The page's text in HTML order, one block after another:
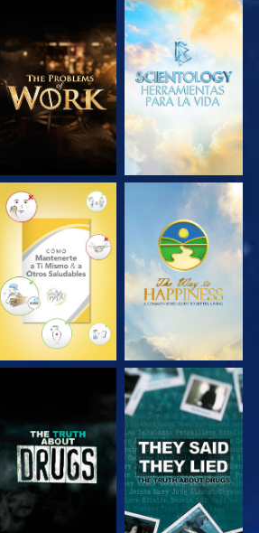
EXPLORA LAS
SERIES
EXPLORA LAS
SERIES
VE VE
VE